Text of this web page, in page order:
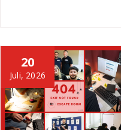
20
Juli, 2026